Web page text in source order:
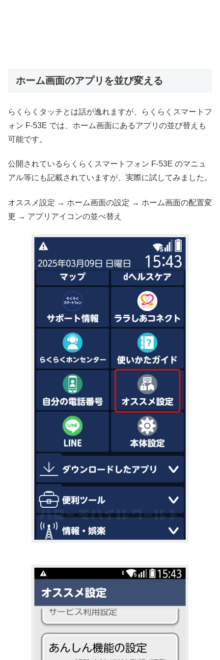
ホーム画面のアプリを並び変える
らくらくタッチとは話が逸れますが、らくらくスマートフ
ォン F-53E では、ホーム画面にあるアプリの並び替えも
可能です。
公開されているらくらくスマートフォン F-53E のマニュ
アル等にも記載されていますが、実際に試してみました。
オススメ設定 → ホーム画面の設定 → ホーム画面の配置変
更 → アプリアイコンの並べ替え